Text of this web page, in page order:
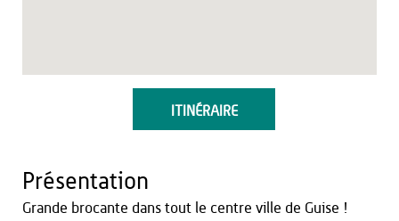
ITINÉRAIRE
Présentation
Grande brocante dans tout le centre ville de Guise !